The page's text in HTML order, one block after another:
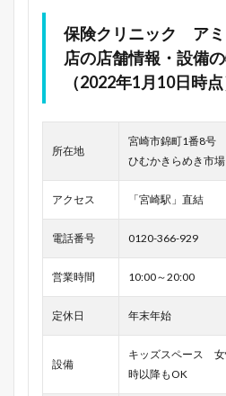
保険クリニック アミ
店の店舗情報・設備
（2022年1月10日時点
所在地
宮崎市錦町1番8号
ひむかきらめき市場
アクセス 「宮崎駅」直結
電話番号 0120-366-929
営業時間 10:00～20:00
定休日 年末年始
設備
キッズスペース
時以降もOK